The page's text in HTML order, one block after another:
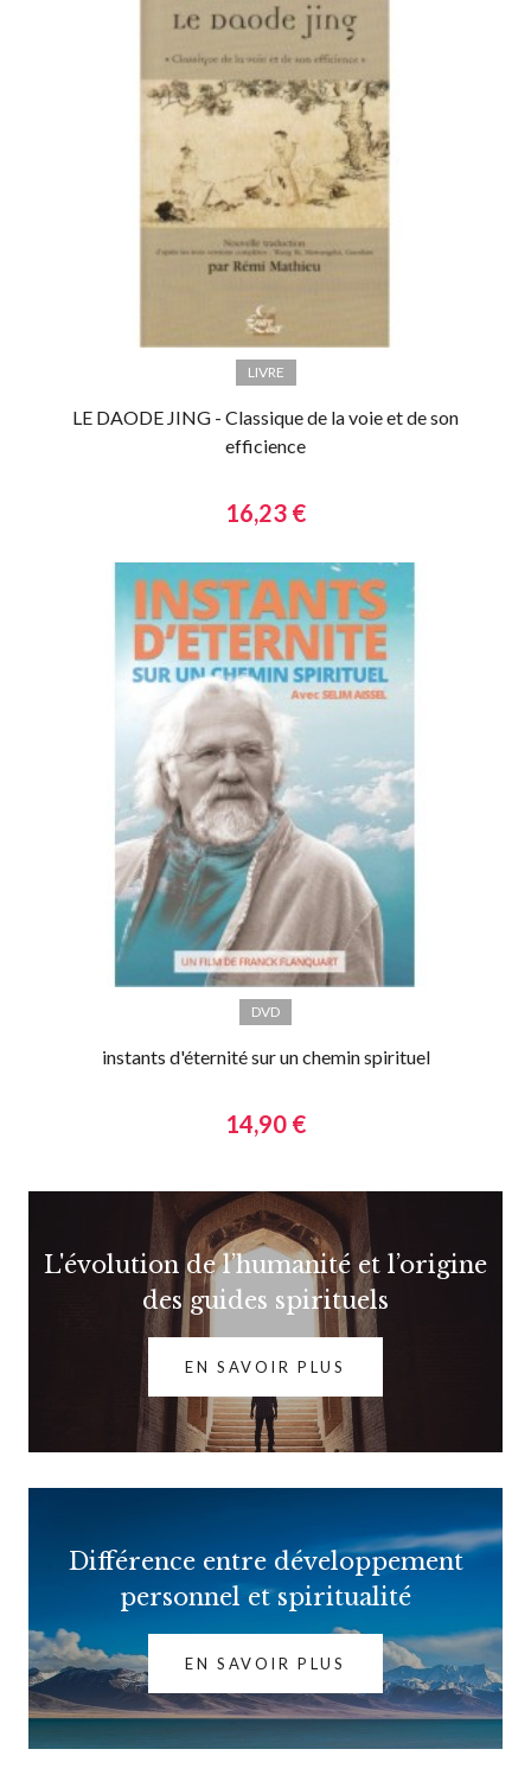
LIVRE
LE DAODE JING - Classique de la voie et de son
efficience
16,23 €
DVD
instants d'éternité sur un chemin spirituel
14,90 €
L'évolution de l’humanité et l’origine
des guides spirituels
EN SAVOIR PLUS
Différence entre développement
personnel et spiritualité
EN SAVOIR PLUS